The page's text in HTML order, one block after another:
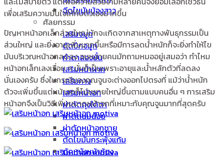
ฉีดไขมันน้องสาว
ศัลยกรรม
เสริมจมูก
ตัดปีกจมูก
ทำตาสองชั้น
เสริมหน้าผาก
เสริมคาง
เสริมหน้าอก
ผ่าตัดถุงใต้ตา
ผ่าตัดนมน้อย
ผ่าตัดหน้าอกชาย
ตัดไขมันกระพุ้งแก้ม
ตัดหนังหน้าท้อง
เพื่อเสริมความมั่นใจให้กับตัวเองมากขึ้น
ปัญหาหน้าอกเล็กส่วนใหญ่มักจะเกิดจากสาเหตุทางพันธุกรรมเป็น
ส่วนใหญ่ และยิ่งอายุเพิ่มมากขึ้นหรือมีการลดน้ำหนักก็จะยิ่งทำให้ไข
มันบริเวณหน้าอกลดลง จนหลายคนมักถามหมออยู่เสมอว่า ทำไหม
หน้าอกเล็กเลงเรื่อย ๆ นั่นก็เป็นเพราะอายุและน้ำหลักตัวที่ลดลง
นั่นเองครับ ซึ่งในกรณีของคุณจูนจะต่างออกไปตรงที่ แม้ว่าน้ำหนัก
ตัวจะเพิ่มขึ้นแต่หน้าอกก็ไม่ขยายใหญ่ขึ้นตามแบบคนอื่น ๆ การเสริม
หน้าอกจึงเป็นวิธีเพิ่มขนาดหน้าอกที่เหมาะกับคุณจูนมากที่สุดครับ